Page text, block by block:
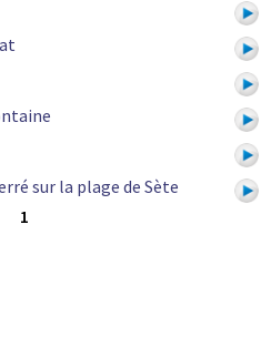
sur la plage de Sète
1